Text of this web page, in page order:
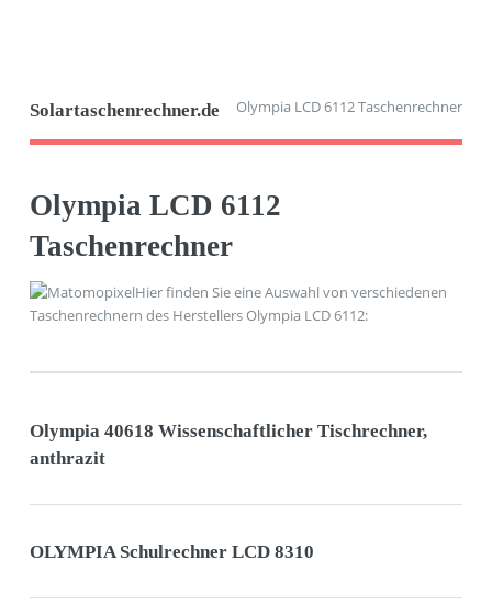
Solartaschenrechner.de Olympia LCD 6112 Taschenrechner
Olympia LCD 6112
Taschenrechner
Hier finden Sie eine Auswahl von verschiedenen
Taschenrechnern des Herstellers Olympia LCD 6112:
Olympia 40618 Wissenschaftlicher Tischrechner,
anthrazit
OLYMPIA Schulrechner LCD 8310